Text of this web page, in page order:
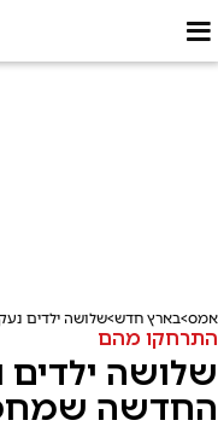
אמס בארץ חדש שלושה ילדים
התרחקו מהם
שלושה ילדים
החדשה